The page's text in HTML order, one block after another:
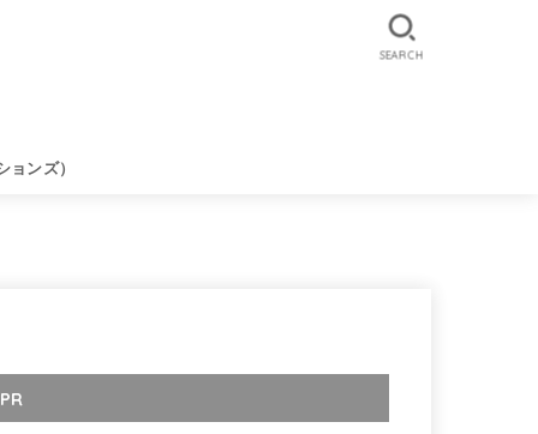
ンズ）
SEARCH
PR